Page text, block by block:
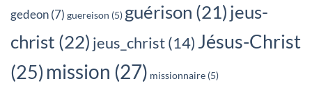
gedeon(7) guereison (5) guérison (21) jeus-
christ (22) jeus_christ(14) Jésus-Christ
(25) mission (27) missionnaire (5)